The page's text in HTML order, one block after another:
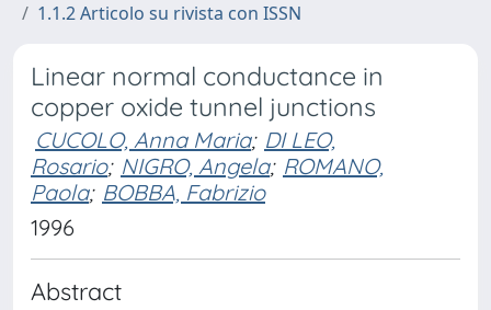
1.1.2 Articolo su rivista con ISSN
Linear normal conductance in
copper oxide tunnel junctions
CUCOLO, Anna Maria; DI LEO,
Rosario; NIGRO, Angela; ROMANO,
Paola; BOBBA, Fabrizio
1996
Abstract